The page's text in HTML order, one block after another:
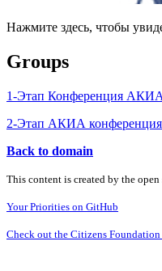
Нажмите здесь, чтобы
Groups
1-Этап Конференция АКИА
2-Этап АКИА конференция
Back to domain
This content is created by the
Your Priorities on GitHub
Check out the Citizens